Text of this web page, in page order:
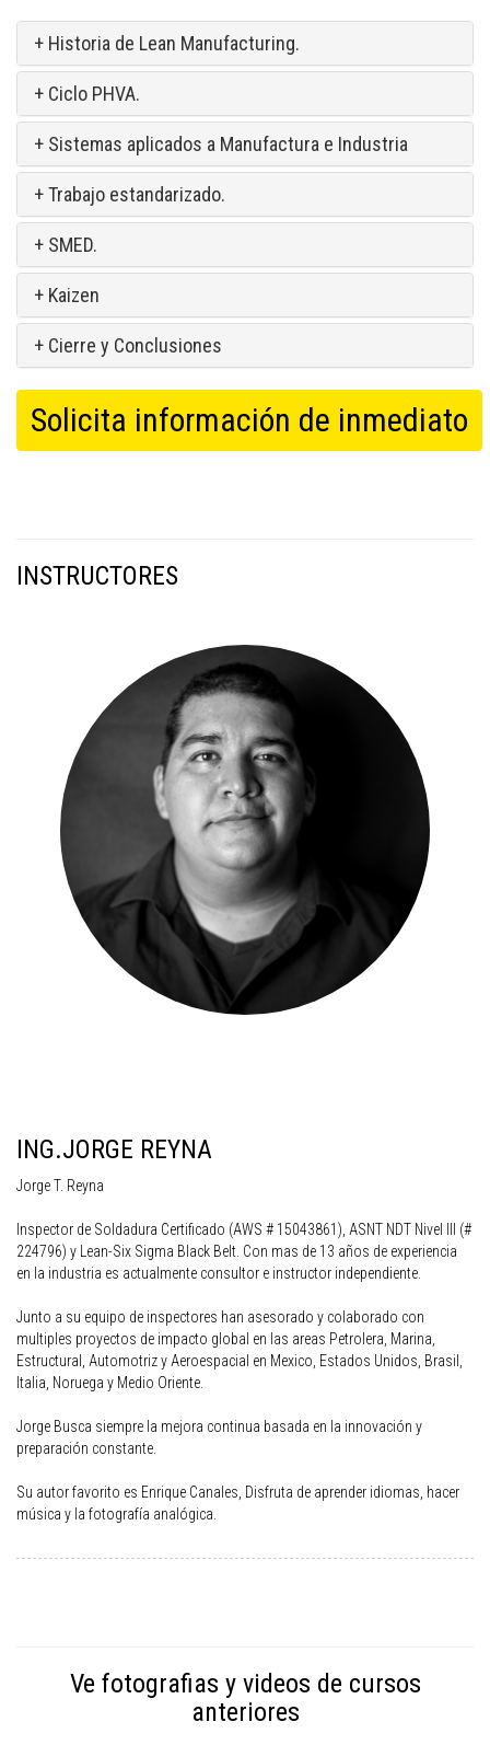
+ Historia de Lean Manufacturing.
+ Ciclo PHVA.
+ Sistemas aplicados a Manufactura e Industria
+ Trabajo estandarizado.
+ SMED.
+ Kaizen
+ Cierre y Conclusiones
Solicita información de inmediato
INSTRUCTORES
ING.JORGE REYNA
Jorge T. Reyna
Inspector de Soldadura Certificado (AWS # 15043861), ASNT NDT Nivel III (#
224796) y Lean-Six Sigma Black Belt. Con mas de 13 años de experiencia
en la industria es actualmente consultor e instructor independiente.
Junto a su equipo de inspectores han asesorado y colaborado con
multiples proyectos de impacto global en las areas Petrolera, Marina,
Estructural, Automotriz y Aeroespacial en Mexico, Estados Unidos, Brasil,
Italia, Noruega y Medio Oriente.
Jorge Busca siempre la mejora continua basada en la innovación y
preparación constante.
Su autor favorito es Enrique Canales, Disfruta de aprender idiomas, hacer
música y la fotografía analógica.
Ve fotografias y videos de cursos
anteriores